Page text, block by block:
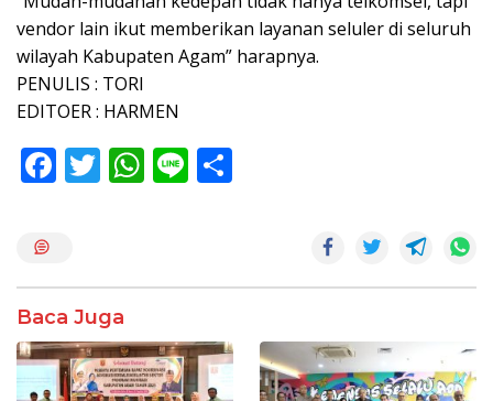
vendor lain ikut memberikan layanan seluler di seluruh
wilayah Kabupaten Agam” harapnya.
PENULIS : TORI
EDITOER : HARMEN
F
ac
o
o
k
T
w
W
h
A
p
p
Li
n
Baca Juga